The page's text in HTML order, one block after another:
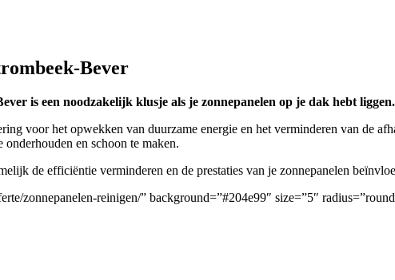
Bever
is een noodzakelijk klusje als je zonnepanelen op je dak hebt
voor het opwekken van duurzame energie en het verminderen van de
onderhouden en schoon te maken.
de efficiëntie verminderen en de prestaties van je zonnepanelen
zonnepanelen-reinigen/” background=”#204e99″ size=”5″